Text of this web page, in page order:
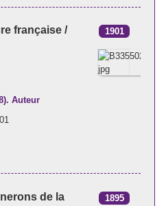
française /
1901
Auteur
de la
1895